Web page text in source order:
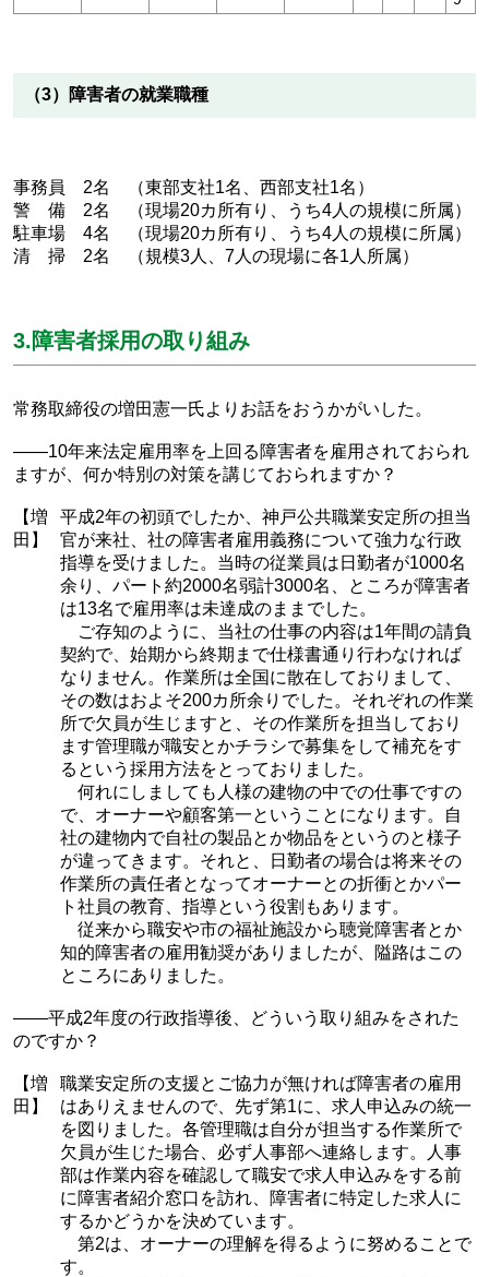
（3）障害者の就業職種
事務員 2名 （東部支社1名、西部支社1名）
警 備 2名 （現場20カ所有り、うち4人の規模に所属）
駐車場 4名 （現場20カ所有り、うち4人の規模に所属）
清 掃 2名 （規模3人、7人の現場に各1人所属）
3.障害者採用の取り組み
常務取締役の増田憲一氏よりお話をおうかがいした。
——10年来法定雇用率を上回る障害者を雇用されておられ
ますが、何か特別の対策を講じておられますか？
【増
田】
平成2年の初頭でしたか、神戸公共職業安定所の担当
官が来社、社の障害者雇用義務について強力な行政
指導を受けました。当時の従業員は日勤者が1000名
余り、パート約2000名弱計3000名、ところが障害者
は13名で雇用率は未達成のままでした。
ご存知のように、当社の仕事の内容は1年間の請負
契約で、始期から終期まで仕様書通り行わなければ
なりません。作業所は全国に散在しておりまして、
その数はおよそ200カ所余りでした。それぞれの作業
所で欠員が生じますと、その作業所を担当しており
ます管理職が職安とかチラシで募集をして補充をす
るという採用方法をとっておりました。
何れにしましても人様の建物の中での仕事ですの
で、オーナーや顧客第一ということになります。自
社の建物内で自社の製品とか物品をというのと様子
が違ってきます。それと、日勤者の場合は将来その
作業所の責任者となってオーナーとの折衝とかパー
ト社員の教育、指導という役割もあります。
従来から職安や市の福祉施設から聴覚障害者とか
知的障害者の雇用勧奨がありましたが、隘路はこの
ところにありました。
——平成2年度の行政指導後、どういう取り組みをされた
のですか？
【増
田】
職業安定所の支援とご協力が無ければ障害者の雇用
はありえませんので、先ず第1に、求人申込みの統一
を図りました。各管理職は自分が担当する作業所で
欠員が生じた場合、必ず人事部へ連絡します。人事
部は作業内容を確認して職安で求人申込みをする前
に障害者紹介窓口を訪れ、障害者に特定した求人に
するかどうかを決めています。
第2は、オーナーの理解を得るように努めることで
す。